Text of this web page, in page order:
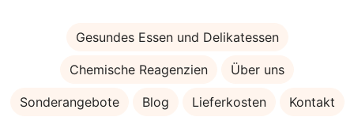
Gesundes Essen und Delikatessen
Chemische Reagenzien Über uns
Sonderangebote Blog Lieferkosten Kontakt